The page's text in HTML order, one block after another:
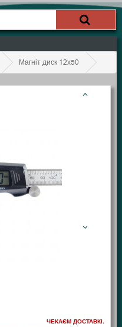
Магніт диск 12х50
ЧЕКАЄМ ДОСТАВКІ.